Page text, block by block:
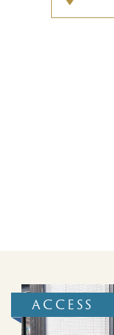
ACCESS